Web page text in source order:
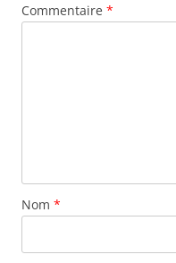
Commentaire *
Nom *